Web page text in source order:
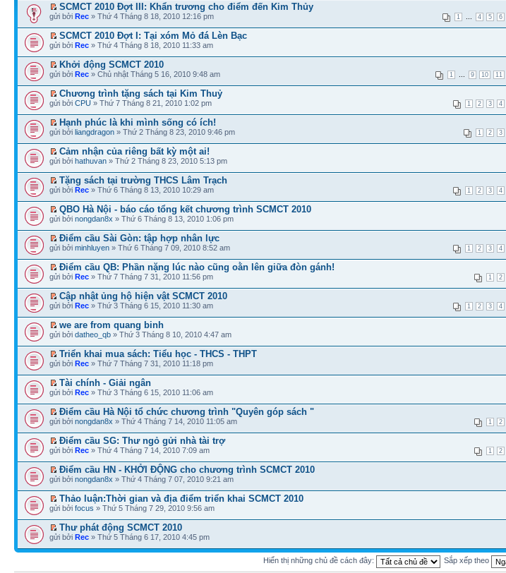
SCMCT 2010 Đợt III: Khẩn trương cho điểm đến Kim Thủy
1 4 5 6
gửi bởi Rec » Thứ 4 Tháng 8 18, 2010 12:16 pm
SCMCT 2010 Đợt I: Tại xóm Mỏ đá Lèn Bạc
gửi bởi Rec » Thứ 4 Tháng 8 18, 2010 11:33 am
Khởi động SCMCT 2010
1 9 10 11
gửi bởi Rec » Chủ nhật Tháng 5 16, 2010 9:48 am
Chương trình tặng sách tại Kim Thuỷ
1 2 3 4
gửi bởi CPU » Thứ 7 Tháng 8 21, 2010 1:02 pm
Hạnh phúc là khi mình sống có ích!
1 2 3
gửi bởi liangdragon » Thứ 2 Tháng 8 23, 2010 9:46 pm
Cảm nhận của riêng bất kỳ một ai!
gửi bởi hathuvan » Thứ 2 Tháng 8 23, 2010 5:13 pm
Tặng sách tại trường THCS Lâm Trạch
1 2 3 4
gửi bởi Rec » Thứ 6 Tháng 8 13, 2010 10:29 am
QBO Hà Nội - báo cáo tổng kết chương trình SCMCT 2010
gửi bởi nongdan8x » Thứ 6 Tháng 8 13, 2010 1:06 pm
Điểm cầu Sài Gòn: tập hợp nhân lực
1 2 3 4
gửi bởi minhluyen » Thứ 6 Tháng 7 09, 2010 8:52 am
Điểm cầu QB: Phần nặng lúc nào cũng oằn lên giữa đòn gánh!
1 2
gửi bởi Rec » Thứ 7 Tháng 7 31, 2010 11:56 pm
Cập nhật ủng hộ hiện vật SCMCT 2010
1 2 3 4
gửi bởi Rec » Thứ 3 Tháng 6 15, 2010 11:30 am
we are from quang binh
gửi bởi datheo_qb » Thứ 3 Tháng 8 10, 2010 4:47 am
Triển khai mua sách: Tiểu học - THCS - THPT
gửi bởi Rec » Thứ 7 Tháng 7 31, 2010 11:18 pm
Tài chính - Giải ngân
gửi bởi Rec » Thứ 3 Tháng 6 15, 2010 11:06 am
Điểm cầu Hà Nội tổ chức chương trình "Quyên góp sách "
1 2
gửi bởi nongdan8x » Thứ 4 Tháng 7 14, 2010 11:05 am
Điểm cầu SG: Thư ngỏ gửi nhà tài trợ
1 2
gửi bởi Rec » Thứ 4 Tháng 7 14, 2010 7:09 am
Điểm cầu HN - KHỞI ĐỘNG cho chương trình SCMCT 2010
gửi bởi nongdan8x » Thứ 4 Tháng 7 07, 2010 9:21 am
Thảo luận:Thời gian và địa điểm triển khai SCMCT 2010
gửi bởi focus » Thứ 5 Tháng 7 29, 2010 9:56 am
Thư phát động SCMCT 2010
gửi bởi Rec » Thứ 5 Tháng 6 17, 2010 4:45 pm
Hiển thị những chủ đề cách đây: Sắp xếp theo